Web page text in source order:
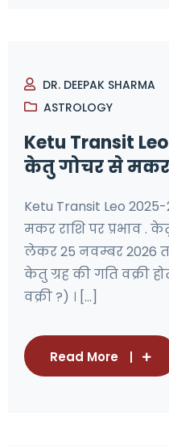
DR. DEEPAK SHARMA
ASTROLOGY
Ketu Transit
केतु गोचर से मकर
Ketu Transit Leo
मकर राशि पर प्रभाव .
लेकर 25 नवम्बर 2026
केतु ग्रह की गति वक्री
वक्री ?) । [...]
Read More